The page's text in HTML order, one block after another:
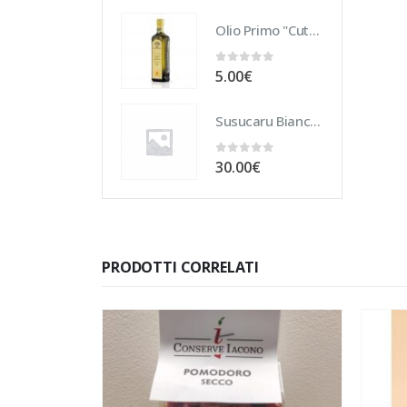
Olio Primo "Cutrera" DOP 10 cl
0 Su 5
5.00€
Susucaru Bianco 75 cl
0Su 5
30.00€
PRODOTTI CORRELATI